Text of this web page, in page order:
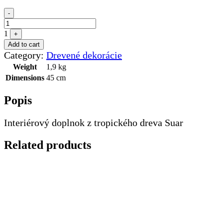
Quantity
-
1
+
Add to cart
Category: Drevené dekorácie
Weight
1,9 kg
Dimensions 45 cm
Popis
Interiérový doplnok z tropického dreva Suar
Related products